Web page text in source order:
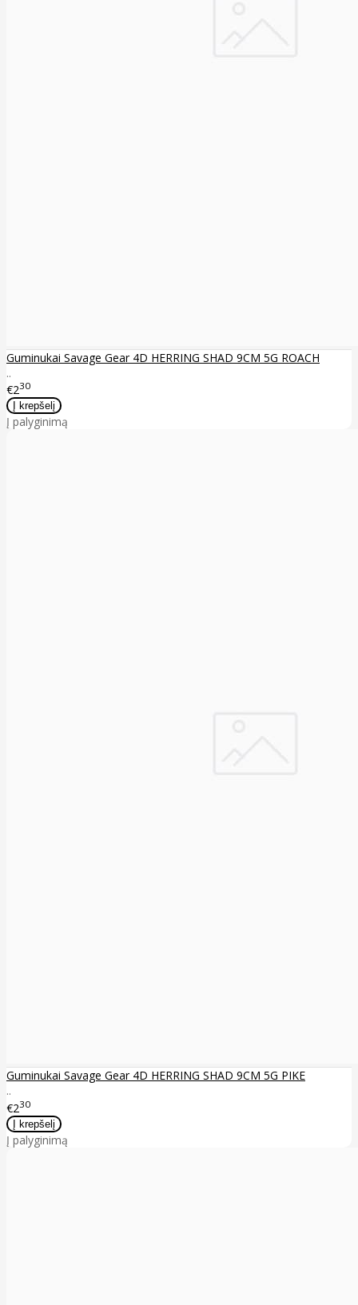
Guminukai Savage Gear 4D HERRING SHAD 9CM 5G ROACH
..
€230
Į palyginimą
Guminukai Savage Gear 4D HERRING SHAD 9CM 5G PIKE
..
€230
Į palyginimą